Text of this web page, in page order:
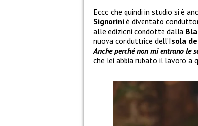
Ecco che quindi in studio si è
Signorini è diventato
alle edizioni condotte dalla
nuova conduttrice dell’Isola
Anche perché non mi entrano le
che lei abbia rubato il lavoro a